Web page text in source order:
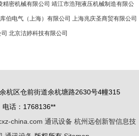
精密机械有限公司 靖江市浩翔液压机械制造有限公
伯电气（上海）有限公司 上海兆庆圣商贸有限公司
北京洁婷科技有限公司
杭区仓前街道余杭塘路2630号4幢315
电话：1768136**
china.com 通讯设备 杭州远创新智信息技